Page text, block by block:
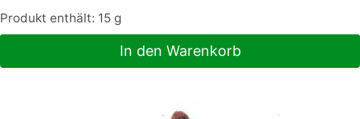
Produkt enthält: 15 g
In den Warenkorb